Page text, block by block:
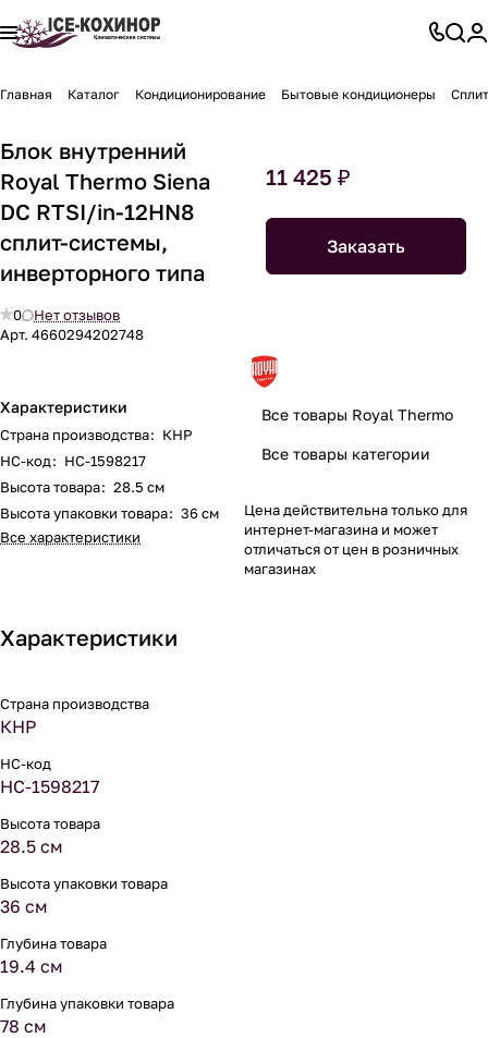
Главная Каталог Кондиционирование Бытовые кондиционеры
Блок внутренний
Royal Thermo Siena
DC RTSI/in-12HN8
сплит-системы,
инверторного типа
0
Нет отзывов
Арт. 4660294202748
Характеристики
Страна производства: КНР
НС-код: НС-1598217
Высота товара: 28.5 см
Высота упаковки товара: 36 см
Все характеристики
11 425 ₽
Заказать
Все товары Royal Thermo
Все товары категории
Цена действительна только для
интернет-магазина и может
отличаться от цен в розничных
магазинах
Характеристики
Страна производства
КНР
НС-код
НС-1598217
Высота товара
28.5 см
Высота упаковки товара
36 см
Глубина товара
19.4 см
Глубина упаковки товара
78 см